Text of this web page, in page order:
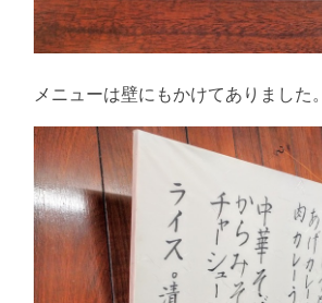
メニューは壁にもかけてありました。